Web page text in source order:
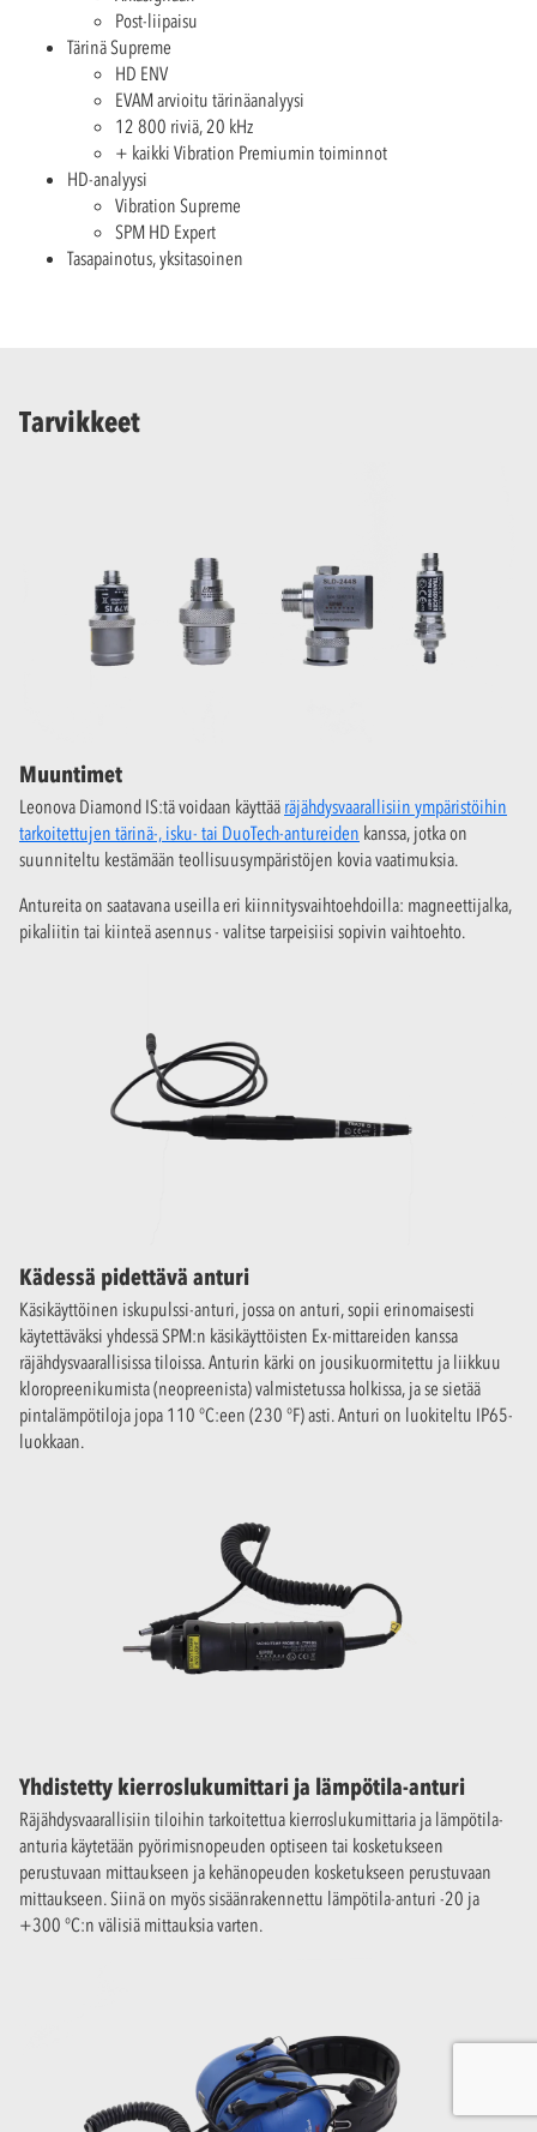
Post-liipaisu
Tärinä Supreme
HD ENV
EVAM arvioitu tärinäanalyysi
12 800 riviä, 20 kHz
+ kaikki Vibration Premiumin toiminnot
HD-analyysi
Vibration Supreme
SPM HD Expert
Tasapainotus, yksitasoinen
Tarvikkeet
Muuntimet
Leonova Diamond IS:tä voidaan käyttää räjähdysvaarallisiin ympäristöihin
tarkoitettujen tärinä-, isku- tai DuoTech-antureiden kanssa, jotka on
suunniteltu kestämään teollisuusympäristöjen kovia vaatimuksia.
Antureita on saatavana useilla eri kiinnitysvaihtoehdoilla: magneettijalka,
pikaliitin tai kiinteä asennus - valitse tarpeisiisi sopivin vaihtoehto.
Kädessä pidettävä anturi
Käsikäyttöinen iskupulssi-anturi, jossa on anturi, sopii erinomaisesti
käytettäväksi yhdessä SPM:n käsikäyttöisten Ex-mittareiden kanssa
räjähdysvaarallisissa tiloissa. Anturin kärki on jousikuormitettu ja liikkuu
kloropreenikumista (neopreenista) valmistetussa holkissa, ja se sietää
pintalämpötiloja jopa 110 °C:een (230 °F) asti. Anturi on luokiteltu IP65-
luokkaan.
Yhdistetty kierroslukumittari ja lämpötila-anturi
Räjähdysvaarallisiin tiloihin tarkoitettua kierroslukumittaria ja lämpötila-
anturia käytetään pyörimisnopeuden optiseen tai kosketukseen
perustuvaan mittaukseen ja kehänopeuden kosketukseen perustuvaan
mittaukseen. Siinä on myös sisäänrakennettu lämpötila-anturi -20 ja
+300 °C:n välisiä mittauksia varten.